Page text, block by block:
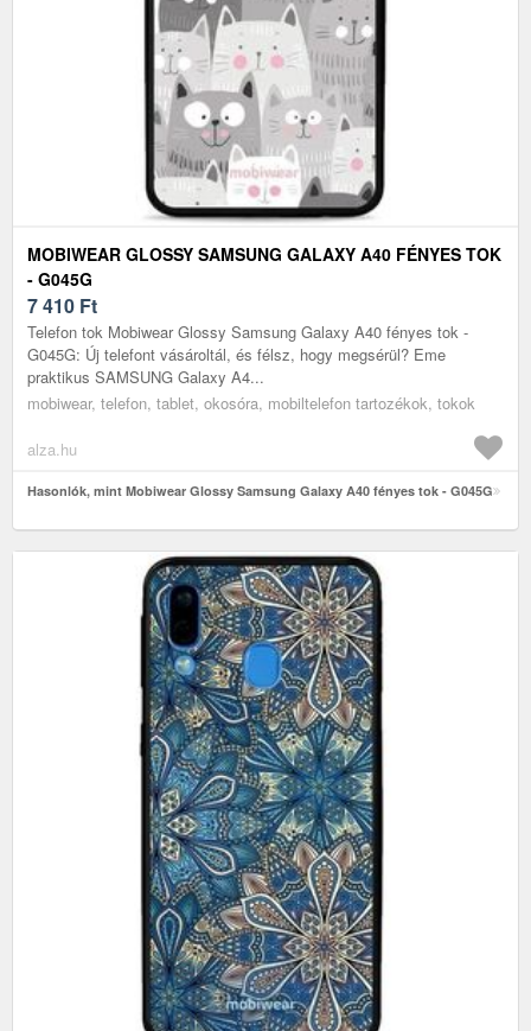
MOBIWEAR GLOSSY SAMSUNG GALAXY A40 FÉNYES TOK
- G045G
7 410 Ft
Telefon tok Mobiwear Glossy Samsung Galaxy A40 fényes tok -
G045G: Új telefont vásároltál, és félsz, hogy megsérül? Eme
praktikus SAMSUNG Galaxy A4...
mobiwear, telefon, tablet, okosóra, mobiltelefon tartozékok, tokok
alza.hu
Hasonlók, mint Mobiwear Glossy Samsung Galaxy A40 fényes tok - G045G